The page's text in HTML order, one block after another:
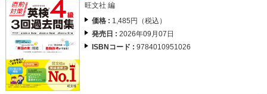
旺文社 編
価格 : 1,485円（税込）
発売日 :2026年09月07日
ISBNコード :9784010951026